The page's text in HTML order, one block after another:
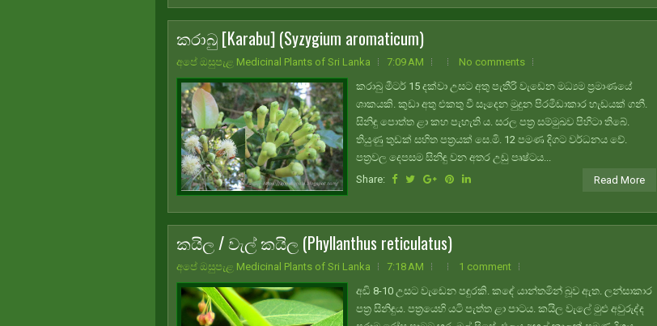
කරාබු [Karabu] (Syzygium aromaticum)
අපේ ඔසුපැළ Medicinal Plants of Sri Lanka 7:09 AM
No comments
කරාබු මීටර් 15 දක්වා උසට අතු පැතීරි වැඩෙන මධ්‍යම ප්‍රමාණයේ
ශාකයකි. කුඩා අතු එකතු වී සෑදෙන මුදුන පිරමීඩාකාර හැඩයක් ගනී.
සිනිඳු පොත්ත ළා කහ පැහැති ය. සරල පත්‍ර සම්මුඛව පිහිටා තිබේ.
තියුණු තුඩක් සහිත පත්‍රයක් සෙ.මි. 12 පමණ දිගට වර්ධනය වේ.
පත්‍රවල දෙපසම සිනිඳු වන අතර උඩු පෘෂ්ටය...
Share:
Read More
කයිල / වැල් කයිල (Phyllanthus reticulatus)
අපේ ඔසුපැළ Medicinal Plants of Sri Lanka 7:18 AM
1 comment
අඩි 8-10 උසට වැඩෙන පඳුරකි. කඳේ යාන්තමින් බූව ඇත. ලන්සාකාර
පත්‍ර සිනිඳුය. පත්‍රයෙහි යටි පැත්ත ළා පාටය. කයිල වැලේ මුළු අවුරුද්ද